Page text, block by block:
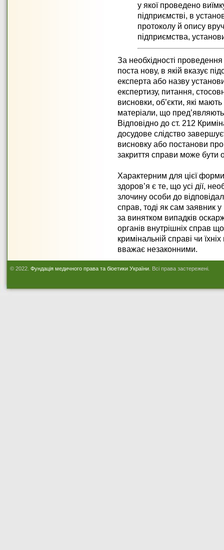
у якої проведено
підприємстві, в
протоколу й опису
підприємства,
За необхідності
поста нову, в якій вказує
експерта або назву
експертизу, питання,
висновки, об’єкти, які
матеріали, що
Відповідно до ст. 212
досудове слідство
висновку або постанови
закриття справи може бути
Характерним для цієї
здоров’я є те, що усі дії,
злочину особи до
справ, тоді як сам заявник
за винятком випадків
органів внутрішніх справ
кримінальній справі чи
вважає незаконними.
© 2022. Фундація медичного права та біоетики України . Всі права застережені.